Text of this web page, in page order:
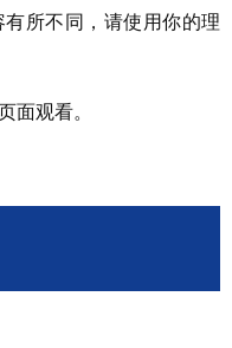
所不同，请使用你的理
面观看。